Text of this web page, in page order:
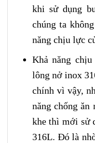
khi sử dụng
chúng ta
năng chịu lực
Khả năng
lông nở inox
chính vì vậy,
năng chống ăn
khe thì mới sử
316L. Đó là